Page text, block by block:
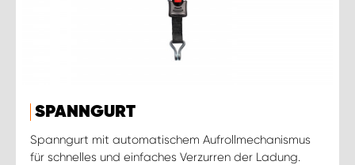
SPANNGURT
Spanngurt mit automatischem Aufrollmechanismus
für schnelles und einfaches Verzurren der Ladung.